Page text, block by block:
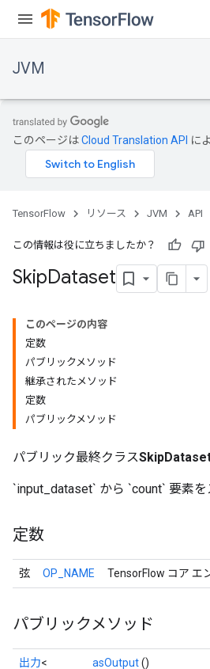
JVM
このページはCloud Translation API に
TensorFlow リソース JVM API
この情報は役に立ちましたか？
SkipDataset
このページの内容
定数
パブリックメソッド
継承されたメソッド
定数
パブリックメソッド
パブリック最終クラス
`input_dataset` から `count` 要素
定数
弦 OP_NAME TensorFlow コア エ
パブリックメソッド
出力<
asOutput()